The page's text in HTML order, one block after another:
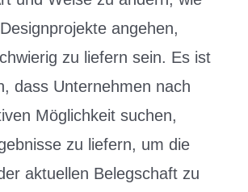
angehen,
zu liefern sein. Es ist
dass Unternehmen nach
Möglichkeit suchen,
zu liefern, um die
aktuellen Belegschaft zu